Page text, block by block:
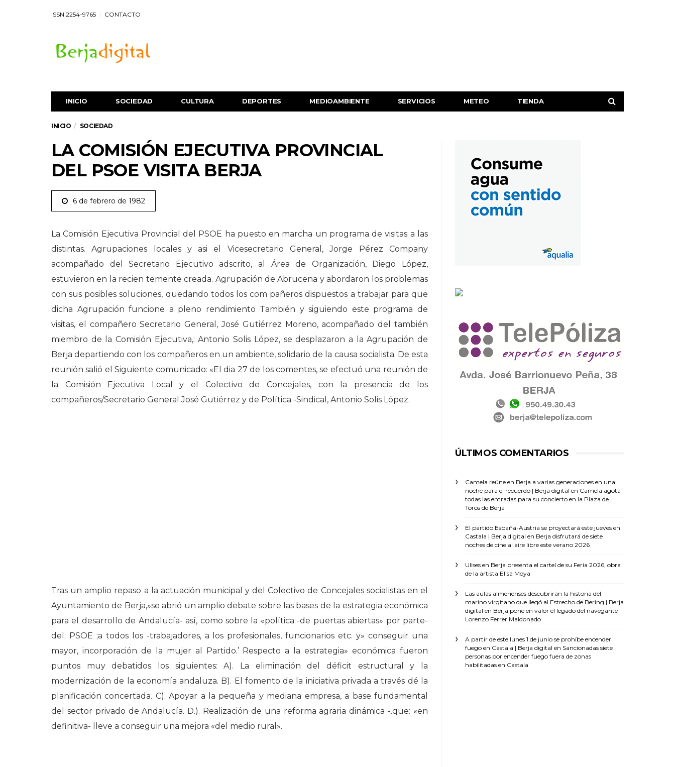
ISSN 2254-9765 CONTACTO
INICIO SOCIEDAD CULTURA DEPORTES MEDIOAMBIENTE SERVICIOS METEO TIENDA
INICIO SOCIEDAD
LA COMISIÓN EJECUTIVA PROVINCIAL
DEL PSOE VISITA BERJA
6 de febrero de 1982
La Comisión Ejecutiva Provincial del PSOE ha puesto en marcha un programa de visitas a las
distintas. Agrupaciones locales y asi el Vicesecretario General, Jorge Pérez Company
acompañado del Secretario Ejecutivo adscrito, al Área de Organización, Diego López,
estuvieron en la recien temente creada. Agrupación de Abrucena y abordaron los problemas
con sus posibles soluciones, quedando todos los com pañeros dispuestos a trabajar para que
dicha Agrupación funcione a pleno rendimiento También y siguiendo este programa de
visitas, el compañero Secretario General, José Gutiérrez Moreno, acompañado del también
miembro de la Comisión Ejecutiva,: Antonio Solis López, se desplazaron a la Agrupación de
Berja departiendo con los compañeros en un ambiente, solidario de la causa socialista. De esta
reunión salió el Siguiente comunicado: «El dia 27 de los comentes, se efectuó una reunión de
la Comisión Ejecutiva Local y el Colectivo de Concejales, con la presencia de los
compañeros/Secretario General José Gutiérrez y de Política -Sindical, Antonio Solis López.
Tras un amplio repaso a la actuación municipal y del Colectivo de Concejales socialistas en el
Ayuntamiento de Berja,»se abrió un amplio debate sobre las bases de la estrategia económica
para el desarrollo de Andalucía- así, como sobre la «política -de puertas abiertas» por parte-
del; PSOE ;a todos los -trabajadores, a los profesionales, funcionarios etc. y» conseguir una
mayor, incorporación de la mujer al Partido.’ Respecto a la estrategia» económica fueron
puntos muy debatidos los siguientes: A). La eliminación del déficit estructural y la
modernización de la economía andaluza. B). El fomento de la iniciativa privada a través dé la
planificación concertada. C). Apoyar a la pequeña y mediana empresa, a base fundamental
del sector privado de Andalucía. D.). Realización de una reforma agraria dinámica -.que: «en
definitiva- lleve a conseguir una mejora «del medio rural».
ÚLTIMOS COMENTARIOS
Camela reúne en Berja a varias generaciones en una
noche para el recuerdo | Berja digital en Camela agota
todas las entradas para su concierto en la Plaza de
Toros de Berja
El partido España-Austria se proyectará este jueves en
Castala | Berja digital en Berja disfrutará de siete
noches de cine al aire libre este verano 2026
Ulises en Berja presenta el cartel de su Feria 2026, obra
de la artista Elisa Moya
Las aulas almerienses descubrirán la historia del
marino virgitano que llegó al Estrecho de Bering | Berja
digital en Berja pone en valor el legado del navegante
Lorenzo Ferrer Maldonado
A partir de este lunes 1 de junio se prohíbe encender
fuego en Castala | Berja digital en Sancionadas siete
personas por encender fuego fuera de zonas
habilitadas en Castala